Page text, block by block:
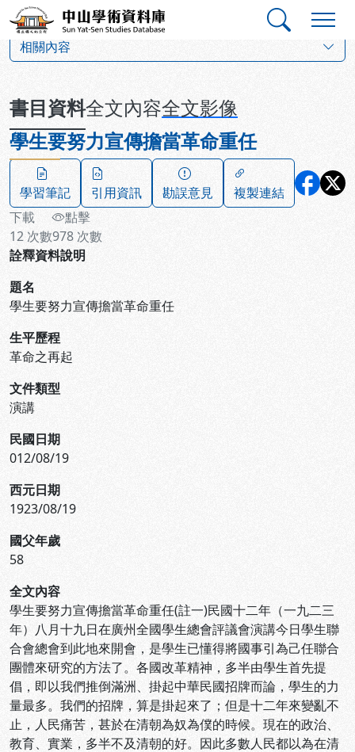
跳到主要內容
中山學術資料庫
相關內容
書目資料全文內容全文影像
學生要努力宣傳擔當革命重任
學習筆記 引用資訊 勘誤意見
複製連結
下載
12 次數
點擊
978 次數
詮釋資料說明
題名
學生要努力宣傳擔當革命重任
生平歷程
革命之再起
文件類型
演講
民國日期
012/08/19
西元日期
1923/08/19
國父年歲
58
全文內容
學生要努力宣傳擔當革命重任(註一)民國十二年（一九二三
年）八月十九日在廣州全國學生總會評議會演講今日學生聯
合會總會到此地來開會，是學生已懂得將國事引為己任聯合
團體來研究的方法了。各國改革精神，多半由學生首先提
倡，即以我們推倒滿洲、掛起中華民國招牌而論，學生的力
量最多。我們的招牌，算是掛起來了；但是十二年來變亂不
止，人民痛苦，甚於在清朝為奴為僕的時候。現在的政治、
教育、實業，多半不及清朝的好。因此多數人民都以為在清